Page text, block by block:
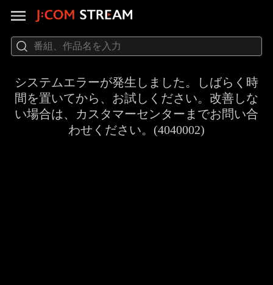
システムエラーが発生しました。しばらく時
間を置いてから、お試しください。改善しな
い場合は、カスタマーセンターまでお問い合
わせください。(4040002)